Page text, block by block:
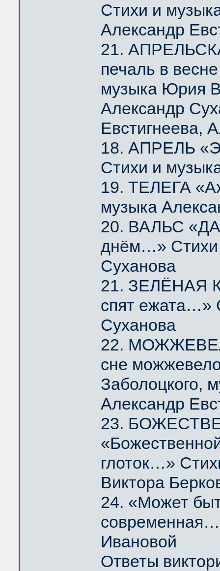
Стихи и
Александр
21.
печаль в
музыка Юрия
Александр
Евстигнеева,
18. АПРЕЛЬ
Стихи и
19. ТЕЛЕГА
музыка
20. ВАЛЬС «ДА
днём…» Стихи
Суханова
21. ЗЕЛЁНАЯ
спят ежата…»
Суханова
22.
сне
Заболоцкого,
Александр
23.
глоток…»
Виктора
24. «Может
Ивановой
Ответы